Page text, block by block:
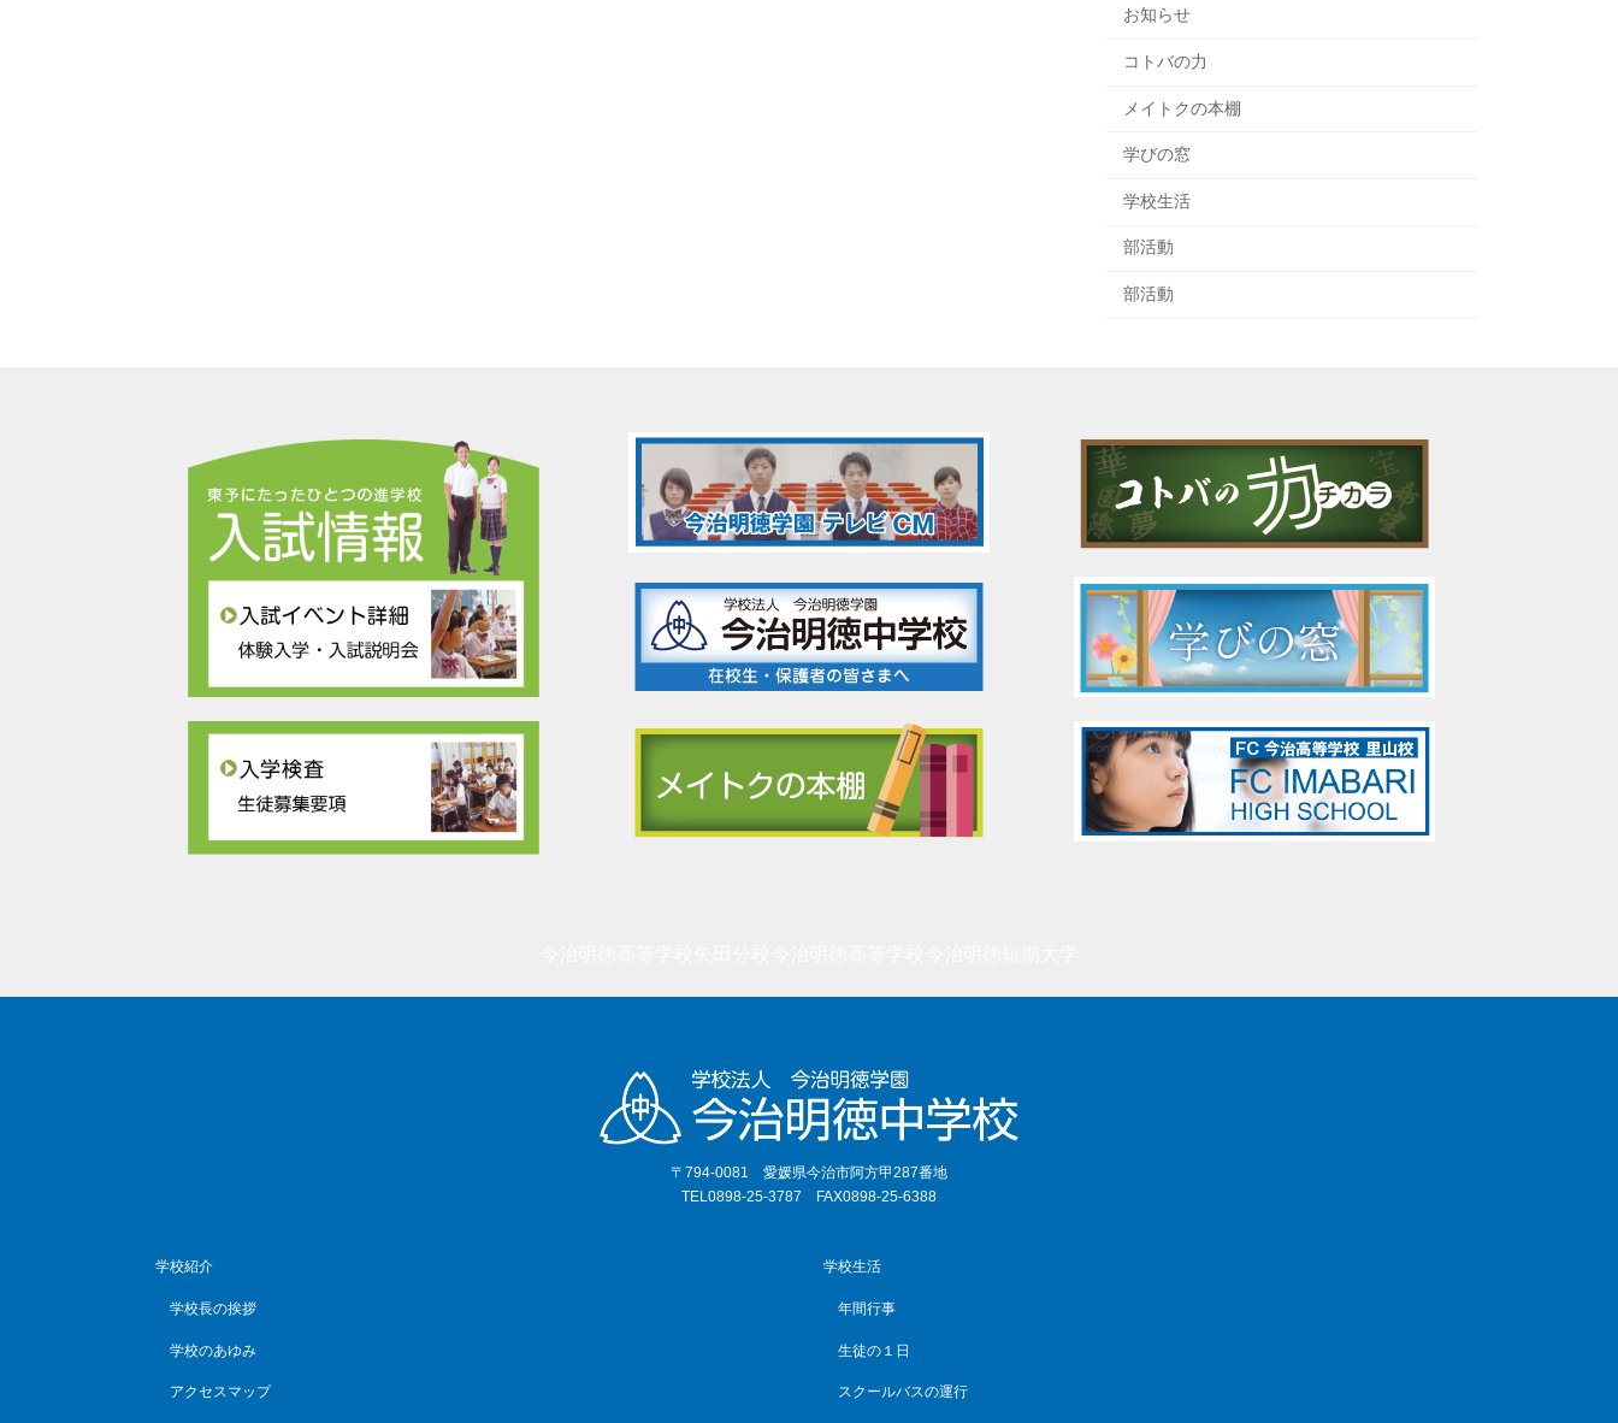
お知らせ
コトバの力
メイトクの本棚
学びの窓
学校生活
部活動
部活動
〒794-0081 愛媛県今治市阿方甲287番地
TEL0898-25-3787 FAX0898-25-6388
学校紹介
学校長の挨拶
学校のあゆみ
アクセスマップ
学校生活
年間行事
生徒の１日
スクールバスの運行